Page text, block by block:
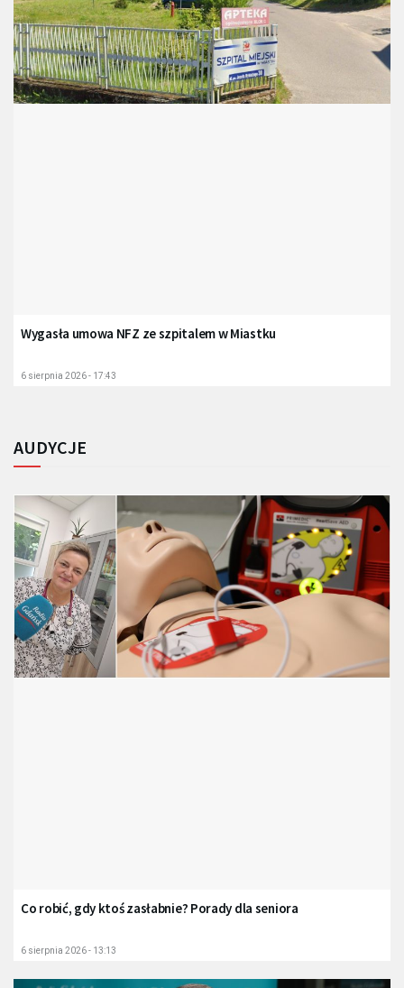
Wygasła umowa NFZ ze szpitalem w Miastku
6 sierpnia 2026 - 17:43
AUDYCJE
Co robić, gdy ktoś zasłabnie? Porady dla seniora
6 sierpnia 2026 - 13:13